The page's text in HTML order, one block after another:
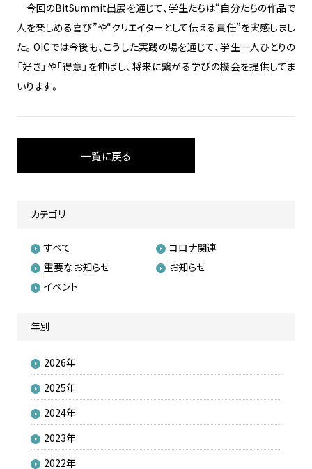
今回のBitSummit出展を通じて、学生たちは“自分たちの作品で
人を楽しめる喜び”や“クリエイターとして伝える責任”を実感しまし
た。OICでは今後も、こうした実践の場を通じて、学生一人ひとりの
「好き」や「得意」を伸ばし、将来に繋がる学びの機会を提供してま
いります。
一覧に戻る
カテゴリ
すべて
コロナ関連
重要なお知らせ
お知らせ
イベント
年別
2026年
2025年
2024年
2023年
2022年